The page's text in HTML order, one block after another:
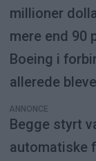
millioner
mere end 90
Boeing i
allerede
ANNONCE
Begge styrt
automatiske